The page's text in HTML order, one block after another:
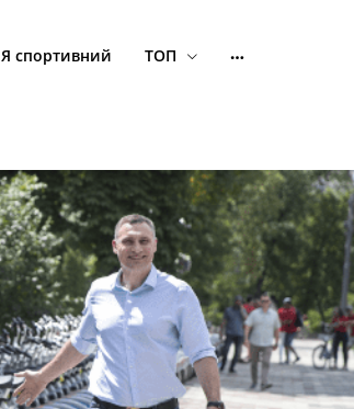
Я спортивний ТОП